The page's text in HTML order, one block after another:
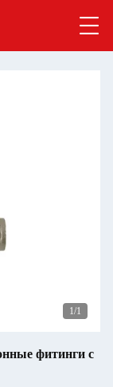
1/1
фитинги с